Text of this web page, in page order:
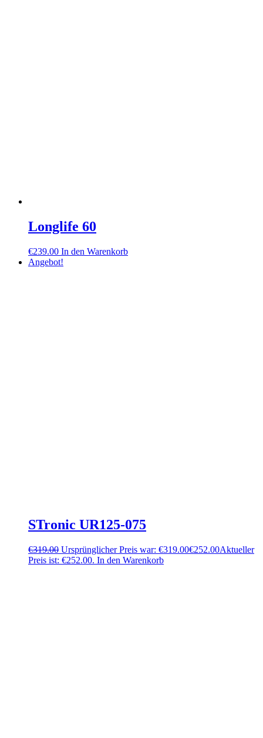
Longlife 60
€239.00 In den Warenkorb
Angebot!
STronic UR125-075
€319.00 Ursprünglicher Preis war: €319.00€252.00Aktueller
Preis ist: €252.00. In den Warenkorb